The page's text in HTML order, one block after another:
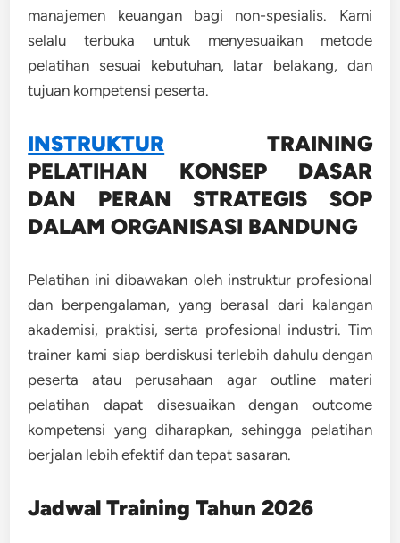
manajemen keuangan bagi non-spesialis. Kami
selalu terbuka untuk menyesuaikan metode
pelatihan sesuai kebutuhan, latar belakang, dan
tujuan kompetensi peserta.
INSTRUKTUR TRAINING
PELATIHAN KONSEP DASAR
DAN PERAN STRATEGIS SOP
DALAM ORGANISASI BANDUNG
Pelatihan ini dibawakan oleh instruktur profesional
dan berpengalaman, yang berasal dari kalangan
akademisi, praktisi, serta profesional industri. Tim
trainer kami siap berdiskusi terlebih dahulu dengan
peserta atau perusahaan agar outline materi
pelatihan dapat disesuaikan dengan outcome
kompetensi yang diharapkan, sehingga pelatihan
berjalan lebih efektif dan tepat sasaran.
Jadwal Training Tahun 2026